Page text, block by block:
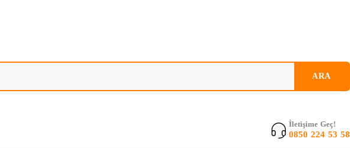
İletişime Geç!
0850 224 53 58